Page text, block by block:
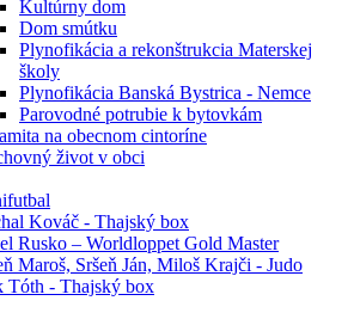
Kultúrny dom
Dom smútku
Plynofikácia a rekonštrukcia Materskej
školy
Plynofikácia Banská Bystrica - Nemce
Parovodné potrubie k bytovkám
na obecnom cintoríne
život v obci
Kováč - Thajský box
Rusko – Worldloppet Gold Master
Maroš, Sršeň Ján, Miloš Krajči - Judo
Tóth - Thajský box